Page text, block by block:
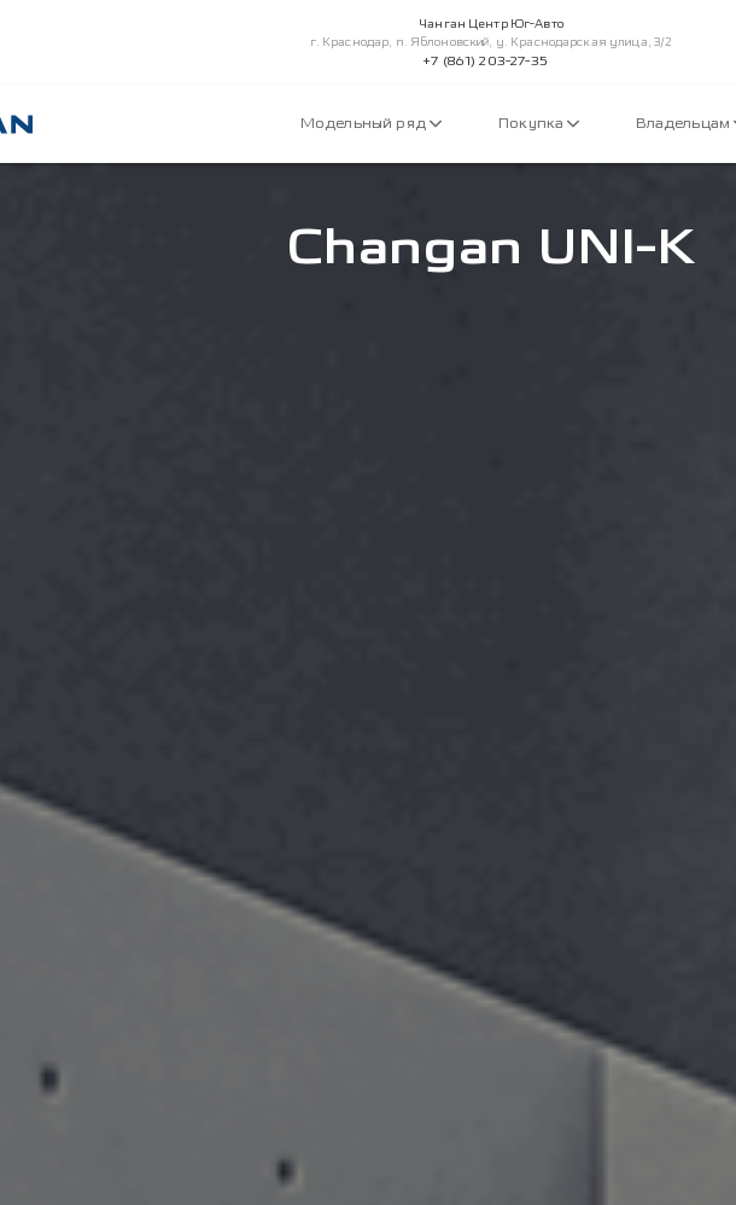
Чанган Центр Юг-Авто
г. Краснодар, п. Яблоновский, у. Краснодарская улица, 3/2
+7 (861) 203-27-35
Модельный ряд Покупка Владельцам
Changan UNI-K